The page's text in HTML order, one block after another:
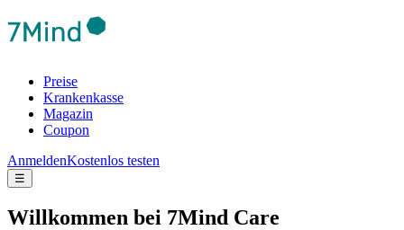
Preise
Krankenkasse
Magazin
Coupon
AnmeldenKostenlos testen
☰
Will­kom­men bei 7Mind Care